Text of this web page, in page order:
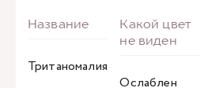
Тританомалия
Ослаблен